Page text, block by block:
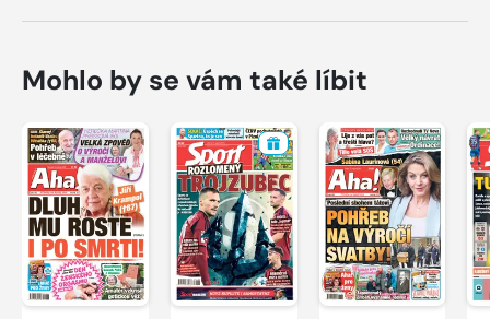
Mohlo by se vám také líbit